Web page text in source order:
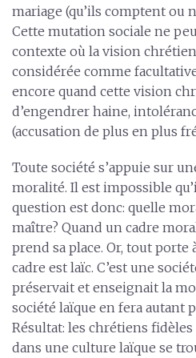
mariage (qu’ils comptent ou
Cette mutation sociale ne
contexte où la vision
considérée comme
encore quand cette vision
d’engendrer haine,
(accusation de plus en plus
Toute société s’appuie sur
moralité. Il est impossible
question est donc: quelle
maître? Quand un cadre
prend sa place. Or, tout porte
cadre est laïc. C’est une
préservait et enseignait la
société laïque en fera autant
Résultat: les chrétiens
dans une culture laïque se